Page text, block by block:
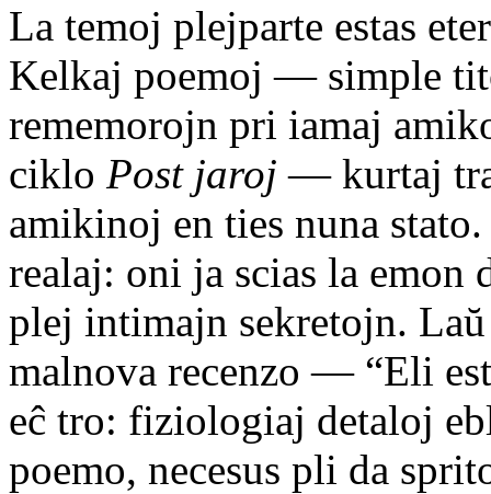
La temoj plejparte estas
Kelkaj poemoj — simple
rememorojn pri iamaj
ciklo Post jaroj — kurtaj
amikinoj en ties nuna
realaj: oni ja scias la emon
plej intimajn sekretojn.
malnova recenzo — “Eli
eĉ tro: fiziologiaj detaloj
poemo, necesus pli da